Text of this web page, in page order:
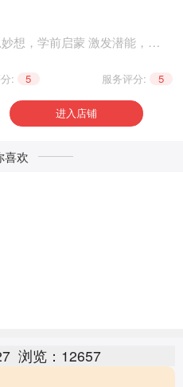
: 5 服务评分: 5
进入店铺
喜欢
浏览：12657